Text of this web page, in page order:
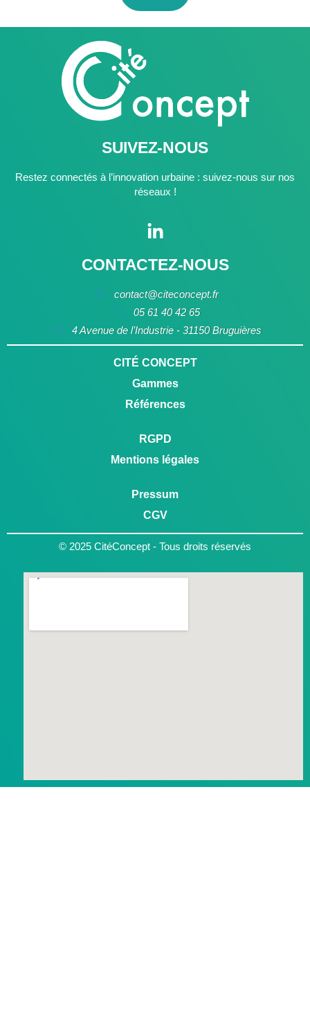
SUIVEZ-NOUS
Restez connectés à l’innovation urbaine : suivez-nous sur nos
réseaux !
CONTACTEZ-NOUS
contact@citeconcept.fr
05 61 40 42 65
4 Avenue de l’Industrie - 31150 Bruguières
CITÉ CONCEPT
Gammes
Références
RGPD
Mentions légales
Pressum
CGV
© 2025 CitéConcept - Tous droits réservés